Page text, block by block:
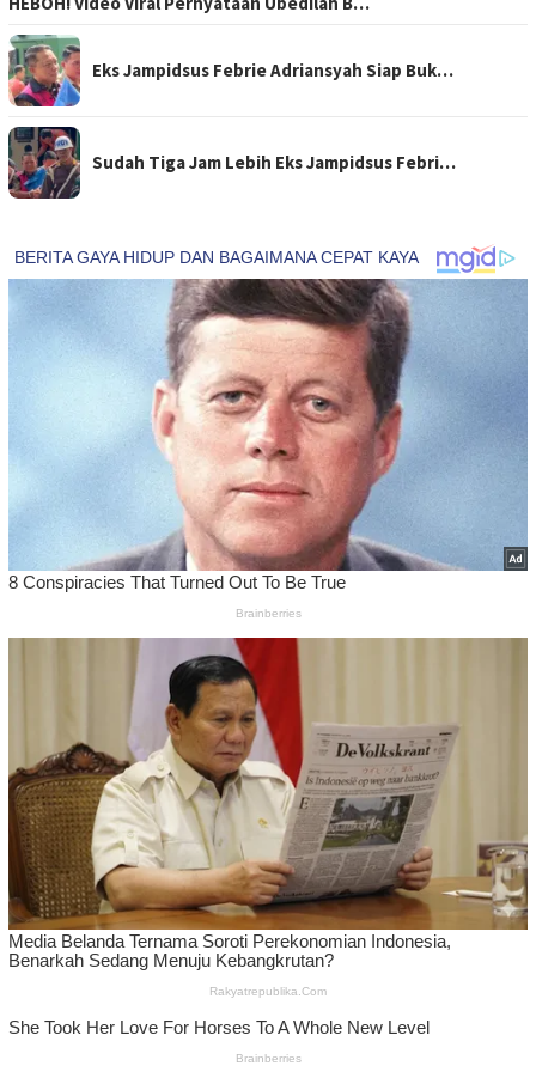
Eks Jampidsus Febrie Adriansyah Siap Buk…
Sudah Tiga Jam Lebih Eks Jampidsus Febri…